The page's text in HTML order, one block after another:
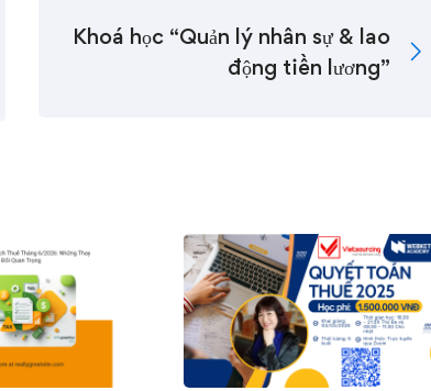
Khoá học “Quản lý nhân sự & lao
động tiền lương”